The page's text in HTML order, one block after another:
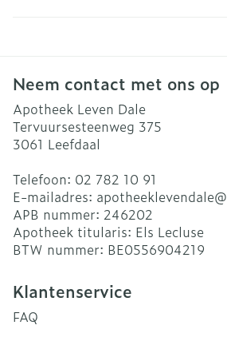
Neem contact met ons op
Apotheek Leven Dale
Tervuursesteenweg 375
3061 Leefdaal
Telefoon: 02 782 10 91
E-mailadres: apotheeklevendale@
APB nummer: 246202
Apotheek titularis: Els Lecluse
BTW nummer: BE0556904219
Klantenservice
FAQ